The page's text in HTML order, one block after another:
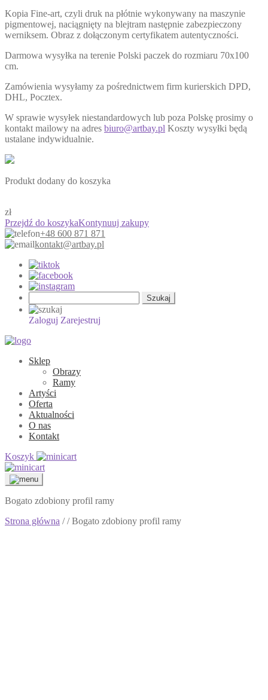
Kopia Fine-art, czyli druk na płótnie wykonywany na maszynie
pigmentowej, naciągnięty na blejtram następnie zabezpieczony
werniksem. Obraz z dołączonym certyfikatem autentyczności.
Darmowa wysyłka na terenie Polski paczek do rozmiaru 70x100
cm.
Zamówienia wysyłamy za pośrednictwem firm kurierskich DPD,
DHL, Pocztex.
W sprawie wysyłek niestandardowych lub poza Polskę prosimy o
kontakt mailowy na adres biuro@artbay.pl Koszty wysyłki będą
ustalane indywidualnie.
Produkt dodany do koszyka
zł
Przejdź do koszykaKontynuuj zakupy
+48 600 871 871
kontakt@artbay.pl
Zaloguj Zarejestruj
Sklep
Obrazy
Ramy
Artyści
Oferta
Aktualności
O nas
Kontakt
Koszyk
Bogato zdobiony profil ramy
Strona główna // Bogato zdobiony profil ramy